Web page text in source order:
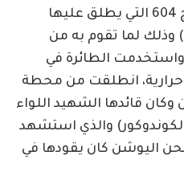
اليوم، حيث نفذت طائرة ميج 604 التي يطلق عليها
وذلك لما تقوم به من
الطائرة في
و4 صواريخ حرارية، انطلقت من محطة
وكان قائدها الشهيد اللواء
والذي استشهد
اليوشن كان يقودها في